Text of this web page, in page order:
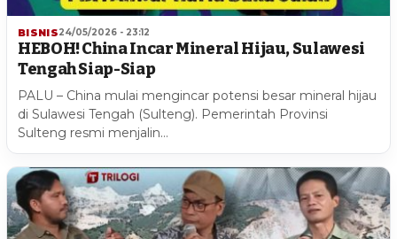
BISNIS24/05/2026 - 23:12
HEBOH! China Incar Mineral Hijau, Sulawesi
Tengah Siap-Siap
PALU – China mulai mengincar potensi besar mineral hijau
di Sulawesi Tengah (Sulteng). Pemerintah Provinsi
Sulteng resmi menjalin…